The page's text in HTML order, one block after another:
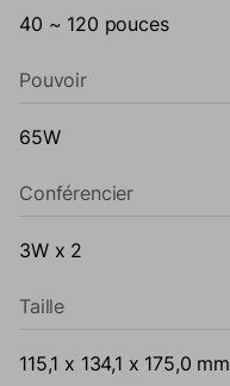
40 ~ 120 pouces
Pouvoir
65W
Conférencier
3W x 2
Taille
115,1 x 134,1 x 175,0 mm